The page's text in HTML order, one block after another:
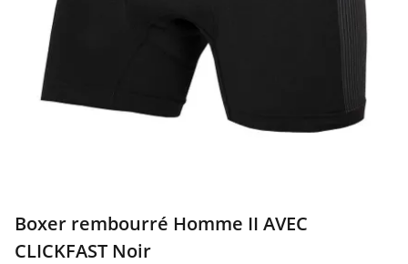
Boxer rembourré Homme II AVEC
CLICKFAST Noir